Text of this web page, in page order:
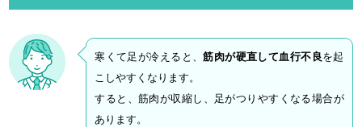
寒くて足が冷えると、筋肉が硬直して血行不良を起
こしやすくなります。
すると、筋肉が収縮し、足がつりやすくなる場合が
あります。